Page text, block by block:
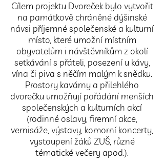
Cílem projektu Dvoreček bylo vytvořit
na památkově chráněné dýšinské
návsi příjemné společenské a kulturní
místo, které umožní místním
obyvatelům i návštěvníkům z okolí
setkávání s přáteli, posezení u kávy,
vína či piva s něčím malým k snědku.
Prostory kavárny a přilehlého
dvorečku umožňují pořádání menších
společenských a kulturních akcí
(rodinné oslavy, firemní akce,
vernisáže, výstavy, komorní koncerty,
vystoupení žáků ZUŠ, různé
tématické večery apod.).